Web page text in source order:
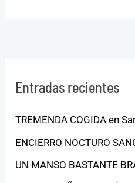
Entradas recientes
TREMENDA COGIDA en
ENCIERRO NOCTURO
UN MANSO BASTANTE